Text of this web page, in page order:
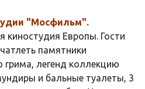
"Мосфильм".
Европы. Гости
памятники
грима, легенд коллекцию
и бальные туалеты, 3